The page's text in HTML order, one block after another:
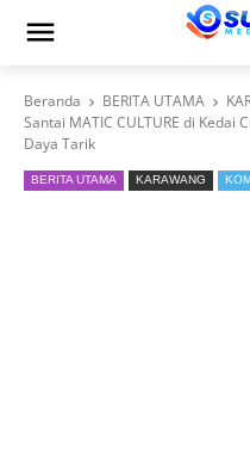
Beranda BERITA UTAMA
Santai MATIC CULTURE di Kedai
Daya Tarik
BERITA UTAMA KARAWANG